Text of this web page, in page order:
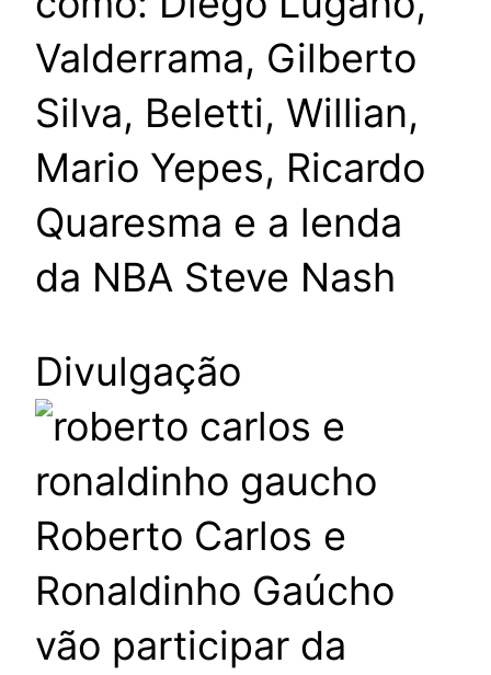
Valderrama, Gilberto
Silva, Beletti, Willian,
Mario Yepes, Ricardo
Quaresma e a lenda
da NBA Steve Nash
Divulgação
Roberto Carlos e
Ronaldinho Gaúcho
vão participar da